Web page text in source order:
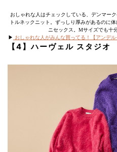
おしゃれな人はチェックしている、デンマー
トルネックニット。ずっしり厚みがあるのに
ニセックス。Mサイズでも十
▶︎ おしゃれな人がみんな買ってる！【アンデ
【4】ハーヴェル スタジオ